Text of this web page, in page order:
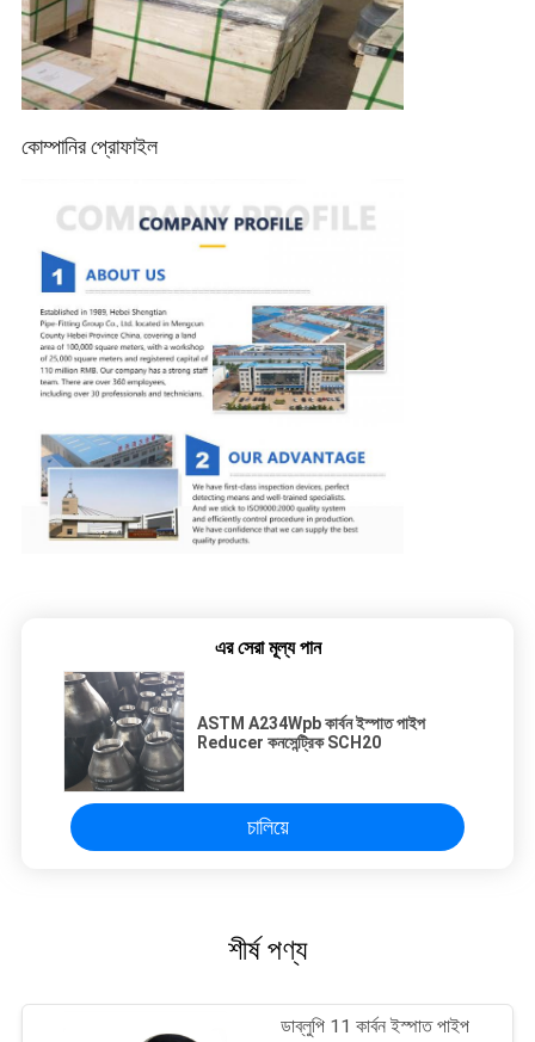
কোম্পানির প্রোফাইল
এর সেরা মূল্য পান
ASTM A234Wpb কার্বন ইস্পাত পাইপ
Reducer কনসেন্ট্রিক SCH20
চালিয়ে
শীর্ষ পণ্য
ডাব্লুপি 11 কার্বন ইস্পাত পাইপ